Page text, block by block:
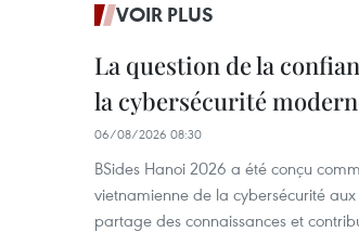
VOIR PLUS
La question de la
la cybersécurité
06/08/2026 08:30
BSides Hanoi 2026 a été conçu
vietnamienne de la cybersécurité
partage des connaissances et